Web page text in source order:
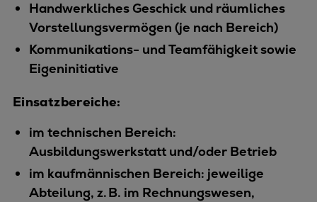
Handwerkliches Geschick und räumliches
Vorstellungsvermögen (je nach Bereich)
Kommunikations- und Teamfähigkeit sowie
Eigeninitiative
Einsatzbereiche:
im technischen Bereich:
Ausbildungswerkstatt und/oder Betrieb
im kaufmännischen Bereich: jeweilige
Abteilung, z. B. im Rechnungswesen,